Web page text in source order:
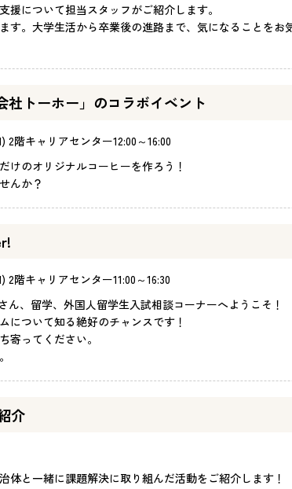
について担当スタッフがご紹介します。
す。大学生活から卒業後の進路まで、気になることをお
トーホー」のコラボイベント
2階キャリアセンター12:00～16:00
けのオリジナルコーヒーを作ろう！
んか？
2階キャリアセンター11:00～16:30
、留学、外国人留学生入試相談コーナーへようこそ！
について知る絶好のチャンスです！
寄ってください。
介
と一緒に課題解決に取り組んだ活動をご紹介します！